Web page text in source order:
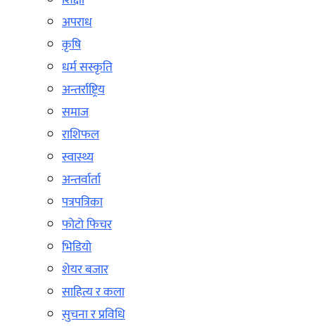
अपराध
कृषि
धर्म सस्कृति
अन्तर्राष्ट्रिय
समाज
राशिफल
स्वास्थ्य
अन्तर्वार्ता
पत्रपत्रिका
फोटो फिचर
भिडियो
शेयर बजार
साहित्य र कला
सुचना र प्रविधि